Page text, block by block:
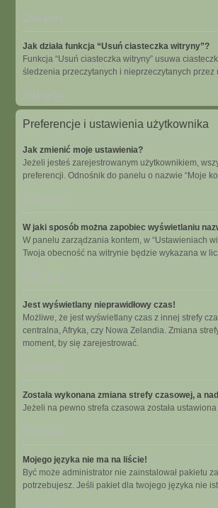
Na górę
Jak działa funkcja “Usuń ciasteczka witryny”?
Funkcja “Usuń ciasteczka witryny” usuwa
śledzenia przeczytanych i nieprzeczytanych
Na górę
Preferencje i ustawienia użytkownika
Jak zmienić moje ustawienia?
Jeżeli jesteś zarejestrowanym użytkownikiem,
preferencji. Odnośnik do panelu o nazwie “Moje
W jaki sposób można zapobiec wyświetlaniu
W panelu zarządzania kontem, w “Ustawieniach
Twoja obecność na witrynie będzie wykazana w
Jest wyświetlany nieprawidłowy czas!
Możliwe, że jest wyświetlany czas z innej strefy
centralna, Afryka, czy Nowa Zelandia. Zmiana
moment, by się zarejestrować.
Została wykonana zmiana strefy czasowej, a
Jeżeli na pewno strefa czasowa została
Mojego języka nie ma na liście!
Być może administrator nie zainstalował pakietu
potrzebujesz. Jeśli pakiet dla twojego języka nie